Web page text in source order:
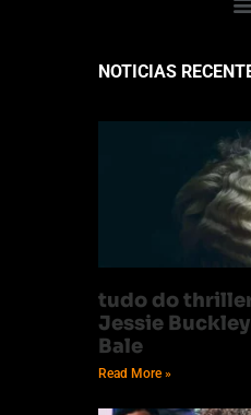
NOTICIAS
tudo do
Jessie
Bale
Read More »